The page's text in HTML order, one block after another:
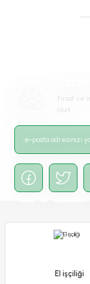
Ürün resmi
Gala Çiçeği Soğanı -
65,00
Fırsat ve
olun!
El işçiliği